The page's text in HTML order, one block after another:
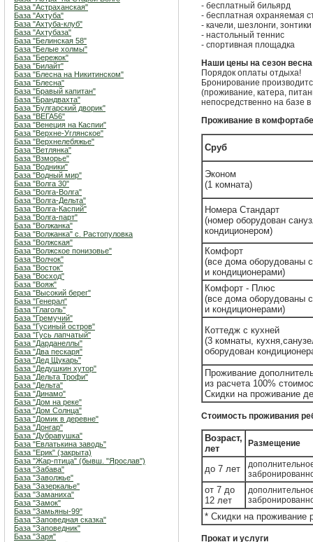
База "Астраханская"
База "Ахтуба"
База "Ахтуба-клуб"
База "Ахтубаза"
База "Белинская 58"
База "Белые холмы"
База "Бережок"
База "Билайт"
База "Блесна на Никитинском"
База "Блесна"
База "Бравый капитан"
База "Брандвахта"
База "Булгарский дворик"
База "ВЕГА56"
База "Венеция на Каспии"
База "Верхне-Углянское"
База "Верхнелебяжье"
База "Ветлянка"
База "Взморье"
База "Водники"
База "Водный мир"
База "Волга 30"
База "Волга-Волга"
База "Волга-Дельта"
База "Волга-Каспий"
База "Волга-парт"
База "Волжанка"
База "Волжанка" с. Растопуловка
База "Волжская"
База "Волжское понизовье"
База "Волчок"
База "Восток"
База "Восход"
База "Вояж"
База "Высокий берег"
База "Генерал"
База "Глаголь"
База "Гремучий"
База "Гусиный остров"
База "Гусь лапчатый"
База "Дарданеллы"
База "Два пескаря"
База "Дед Щукарь"
База "Дедушкин хутор"
База "Дельта Трофи"
База "Дельта"
База "Динамо"
База "Дом на реке"
База "Дом Солнца"
База "Домик в деревне"
База "Донгар"
База "Дубравушка"
База "Евлатькина заводь"
База "Ерик" (закрыта)
База "Жар-птица" (бывш. "Ярослав")
База "Забава"
База "Заволжье"
База "Зазеркалье"
База "Заманиха"
База "Замок"
База "Замьяны-99"
База "Заповедная сказка"
База "Заповедник"
База "Заря"
- бесплатный бильярд
- бесплатная охраняемая
- качели, шезлонги, зонтики
- настольный теннис
- спортивная площадка
Наши цены на сезон весна
Порядок оплаты отдыха!
Бронирование
(проживание, катера,
непосредственно на базе
Проживание в
Сруб
Эконом
(1 комната)
Номера Стандарт
(номер оборудован
кондиционером)
Комфорт
(все дома оборудованы
и кондиционерами)
Комфорт - Плюс
(все дома оборудованы
и кондиционерами)
Коттедж с кухней
(3 комнаты,
оборудован
Проживание
из расчета 100%
Скидки на проживание
Стоимость проживания
Возраст,
лет
Размещение
до 7 лет
от 7 до
12 лет
* Скидки на проживание
Прокат и услуги